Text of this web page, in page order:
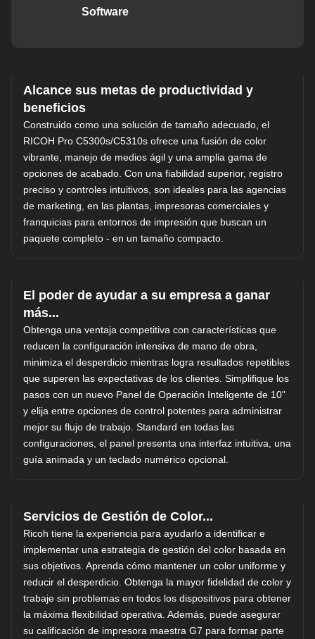
Software
Alcance sus metas de productividad y
beneficios
Construido como una solución de tamaño adecuado, el
RICOH Pro C5300s/C5310s ofrece una fusión de color
vibrante, manejo de medios ágil y una amplia gama de
opciones de acabado. Con una fiabilidad superior, registro
preciso y controles intuitivos, son ideales para las agencias
de marketing, en las plantas, impresoras comerciales y
franquicias para entornos de impresión que buscan un
paquete completo - en un tamaño compacto.
El poder de ayudar a su empresa a ganar
más...
Obtenga una ventaja competitiva con características que
reducen la configuración intensiva de mano de obra,
minimiza el desperdicio mientras logra resultados repetibles
que superen las expectativas de los clientes. Simplifique los
pasos con un nuevo Panel de Operación Inteligente de 10"
y elija entre opciones de control potentes para administrar
mejor su flujo de trabajo. Standard en todas las
configuraciones, el panel presenta una interfaz intuitiva, una
guía animada y un teclado numérico opcional.
Servicios de Gestión de Color...
Ricoh tiene la experiencia para ayudarlo a identificar e
implementar una estrategia de gestión del color basada en
sus objetivos. Aprenda cómo mantener un color uniforme y
reducir el desperdicio. Obtenga la mayor fidelidad de color y
trabaje sin problemas en todos los dispositivos para obtener
la máxima flexibilidad operativa. Además, puede asegurar
su calificación de impresora maestra G7 para formar parte